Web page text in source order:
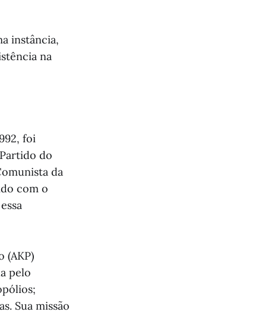
instância,
na
foi
do
da
com o
(AKP)
pelo
Sua missão